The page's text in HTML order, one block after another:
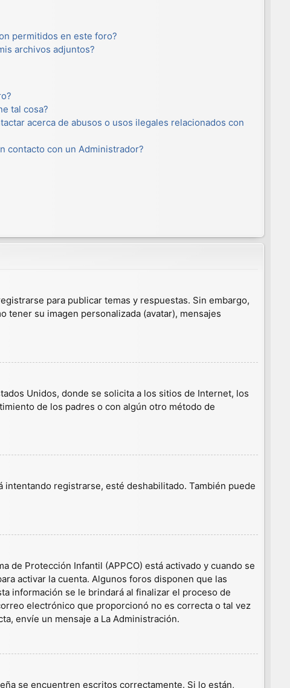
permitidos en este foro?
archivos adjuntos?
tal cosa?
acerca de abusos o usos ilegales relacionados con
contacto con un Administrador?
para publicar temas y respuestas. Sin embargo,
tener su imagen personalizada (avatar), mensajes
Unidos, donde se solicita a los sitios de Internet, los
de los padres o con algún otro método de
registrarse, esté deshabilitado. También puede
de Protección Infantil (APPCO) está activado y cuando se
activar la cuenta. Algunos foros disponen que las
información se le brindará al finalizar el proceso de
electrónico que proporcionó no es correcta o tal vez
envíe un mensaje a La Administración.
se encuentren escritos correctamente. Si lo están,